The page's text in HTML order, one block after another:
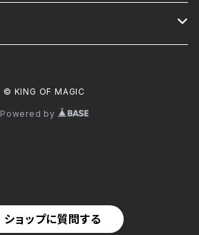
ショップに質問する
© KING OF MAGIC
Powered by